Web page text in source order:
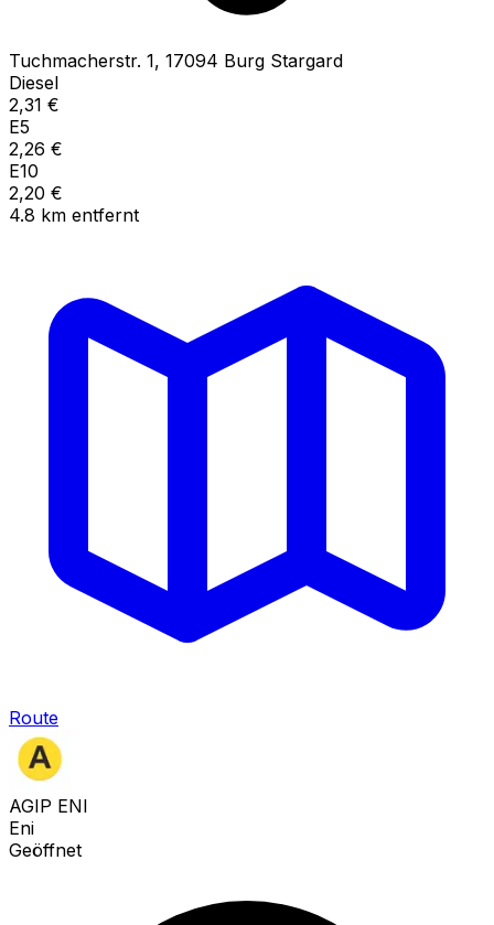
Tuchmacherstr. 1, 17094 Burg Stargard
Diesel
2,31 €
E5
2,26 €
E10
2,20 €
4.8 km entfernt
Route
AGIP ENI
Eni
Geöffnet